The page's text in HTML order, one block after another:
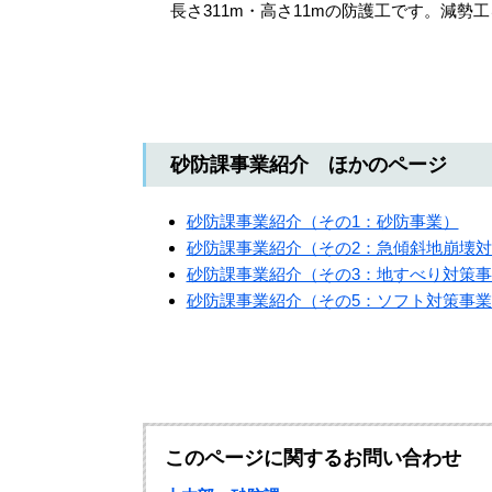
長さ311m・高さ11mの防護工です。減勢
砂防課事業紹介 ほかのページ
砂防課事業紹介（その1：砂防事業）
砂防課事業紹介（その2：急傾斜地崩壊
砂防課事業紹介（その3：地すべり対策
砂防課事業紹介（その5：ソフト対策事
このページに関するお問い合わせ